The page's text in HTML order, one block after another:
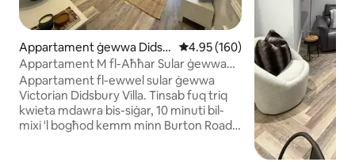
Appartament ġewwa Didsb
ury
Rating medju ta' 4.95 minn 5,
4.95 (160)
Appartament M fl-Aħħar Sular ġewwa
Didsbury
Appartament fl-ewwel sular ġewwa
Victorian Didsbury Villa. Tinsab fuq triq
kwieta mdawra bis-siġar, 10 minuti bil-
mixi 'l bogħod kemm minn Burton Road